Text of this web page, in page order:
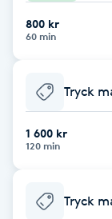
LPG-behandling
LPG-massage
Luggklippning
Lymfmassage
Läpptatuering
800 kr
60 min
Tryck
1 600 kr
120 min
Tryck